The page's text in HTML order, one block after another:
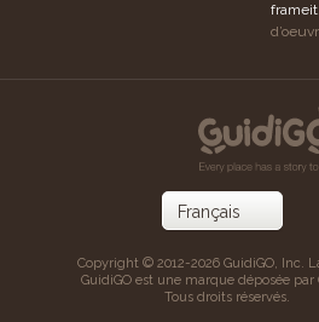
Copyright © 2012-2026 GuidiGO, Inc.
GuidiGO est une marque déposée par
Tous droits réservés.